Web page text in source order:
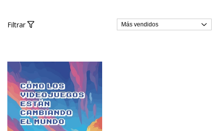
Filtrar